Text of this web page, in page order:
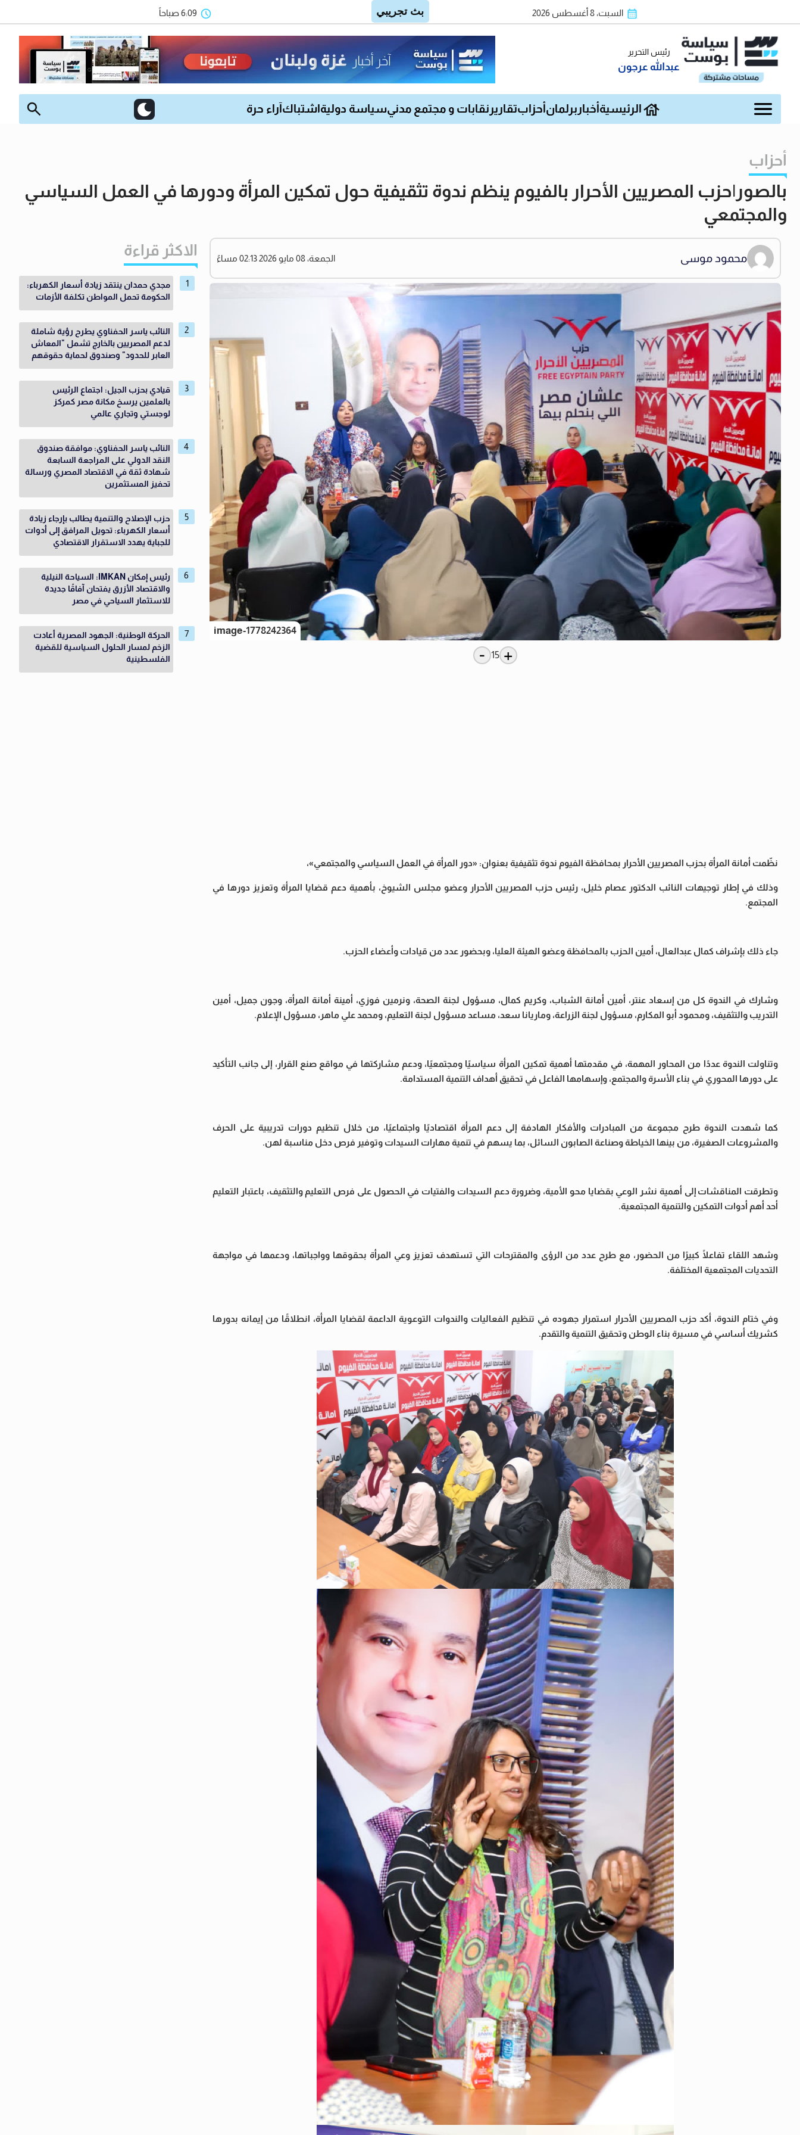
السبت، 8 أغسطس 2026 6:09 صباحاً
رئيس التحرير
عبدالله عرجون
الرئيسية أخبار برلمان أحزابتقارير نقابات و مجتمع مدنيسياسة دولية اشتباك آراء حرة
أحزاب
بالصور|حزب المصريين الأحرار بالفيوم ينظم ندوة تثقيفية حول تمكين المرأة ودورها في العمل السياسي
والمجتمعي
محمود موسى الجمعة، 08 مايو 2026 02:13 مساءً
image-1778242364
+
15
-
نظّمت أمانة المرأة بحزب المصريين الأحرار بمحافظة الفيوم ندوة تثقيفية بعنوان: «دور المرأة في العمل السياسي والمجتمعي»،
وذلك في إطار توجيهات النائب الدكتور عصام خليل، رئيس حزب المصريين الأحرار وعضو مجلس الشيوخ، بأهمية دعم قضايا المرأة وتعزيز دورها في
المجتمع.
جاء ذلك بإشراف كمال عبدالعال، أمين الحزب بالمحافظة وعضو الهيئة العليا، وبحضور عدد من قيادات وأعضاء الحزب.
وشارك في الندوة كل من إسعاد عنتر، أمين أمانة الشباب، وكريم كمال، مسؤول لجنة الصحة، ونرمين فوزي، أمينة أمانة المرأة، وجون جميل، أمين
التدريب والتثقيف، ومحمود أبو المكارم، مسؤول لجنة الزراعة، وماريانا سعد، مساعد مسؤول لجنة التعليم، ومحمد علي ماهر، مسؤول الإعلام.
وتناولت الندوة عددًا من المحاور المهمة، في مقدمتها أهمية تمكين المرأة سياسيًا ومجتمعيًا، ودعم مشاركتها في مواقع صنع القرار، إلى جانب التأكيد
على دورها المحوري في بناء الأسرة والمجتمع، وإسهامها الفاعل في تحقيق أهداف التنمية المستدامة.
كما شهدت الندوة طرح مجموعة من المبادرات والأفكار الهادفة إلى دعم المرأة اقتصاديًا واجتماعيًا، من خلال تنظيم دورات تدريبية على الحرف
والمشروعات الصغيرة، من بينها الخياطة وصناعة الصابون السائل، بما يسهم في تنمية مهارات السيدات وتوفير فرص دخل مناسبة لهن.
وتطرقت المناقشات إلى أهمية نشر الوعي بقضايا محو الأمية، وضرورة دعم السيدات والفتيات في الحصول على فرص التعليم والتثقيف، باعتبار التعليم
أحد أهم أدوات التمكين والتنمية المجتمعية.
وشهد اللقاء تفاعلًا كبيرًا من الحضور، مع طرح عدد من الرؤى والمقترحات التي تستهدف تعزيز وعي المرأة بحقوقها وواجباتها، ودعمها في مواجهة
التحديات المجتمعية المختلفة.
وفي ختام الندوة، أكد حزب المصريين الأحرار استمرار جهوده في تنظيم الفعاليات والندوات التوعوية الداعمة لقضايا المرأة، انطلاقًا من إيمانه بدورها
كشريك أساسي في مسيرة بناء الوطن وتحقيق التنمية والتقدم.
الاكثر قراءة
مجدي حمدان ينتقد زيادة أسعار الكهرباء:
الحكومة تحمل المواطن تكلفة الأزمات
النائب ياسر الحفناوي يطرح رؤية شاملة
لدعم المصريين بالخارج تشمل "المعاش
العابر للحدود" وصندوق لحماية حقوقهم
قيادي بحزب الجيل: اجتماع الرئيس
بالعلمين يرسخ مكانة مصر كمركز
لوجستي وتجاري عالمي
النائب ياسر الحفناوي: موافقة صندوق
النقد الدولي على المراجعة السابعة
شهادة ثقة في الاقتصاد المصري ورسالة
تحفيز المستثمرين
حزب الإصلاح والتنمية يطالب بإرجاء زيادة
أسعار الكهرباء: تحويل المرافق إلى أدوات
للجباية يهدد الاستقرار الاقتصادي
رئيس إمكان IMKAN: السياحة النيلية
والاقتصاد الأزرق يفتحان آفاقًا جديدة
للاستثمار السياحي في مصر
الحركة الوطنية: الجهود المصرية أعادت
الزخم لمسار الحلول السياسية للقضية
الفلسطينية